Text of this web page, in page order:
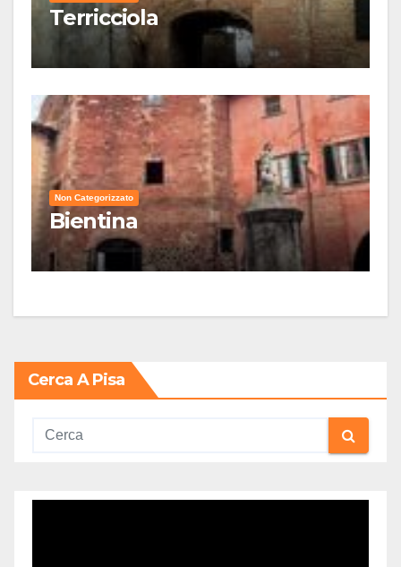
Terricciola
Non Categorizzato
Bientina
Cerca A Pisa